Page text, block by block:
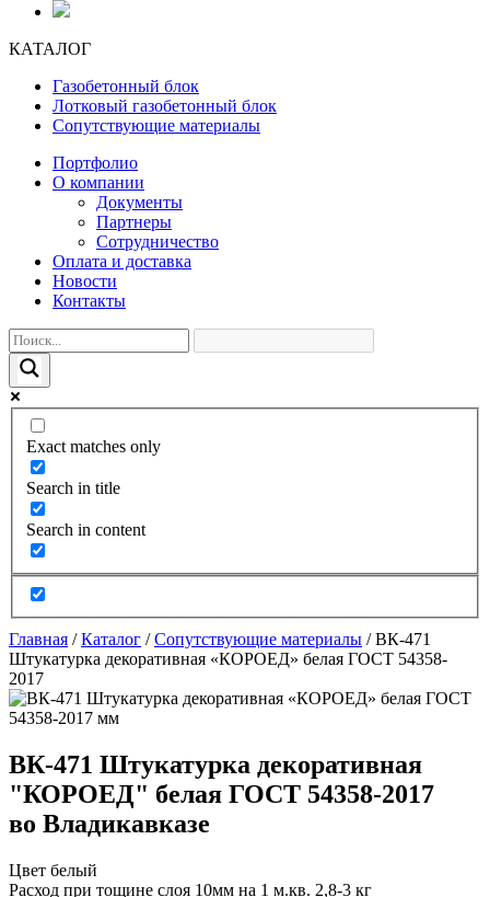
КАТАЛОГ
Газобетонный блок
Лотковый газобетонный блок
Сопутствующие материалы
Портфолио
О компании
Документы
Партнеры
Сотрудничество
Оплата и доставка
Новости
Контакты
Exact matches only
Search in title
Search in content
Главная /Каталог /Сопутствующие материалы /ВК-471
Штукатурка декоративная «КОРОЕД» белая ГОСТ 54358-
2017
ВК-471 Штукатурка декоративная
"КОРОЕД" белая ГОСТ 54358-2017
во Владикавказе
Цвет белый
Расход при тощине слоя 10мм на 1 м.кв. 2,8-3 кг